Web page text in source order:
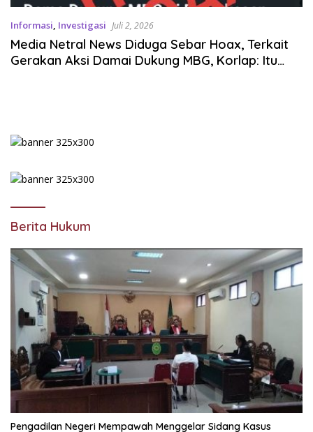
Informasi, Investigasi Juli 2, 2026
Media Netral News Diduga Sebar Hoax, Terkait
Gerakan Aksi Damai Dukung MBG, Korlap: Itu
Berita Hukum
Pengadilan Negeri Mempawah Menggelar Sidang Kasus